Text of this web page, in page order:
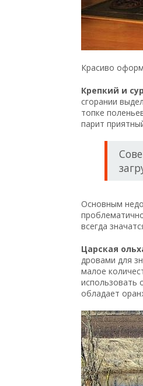
Красиво
Крепкий и
сгорании
топке
парит
Основным
всегда
Царская
дровами для
малое
использовать
обладает